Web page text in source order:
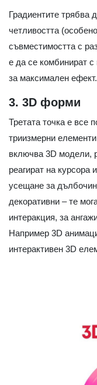
Градиентите трябва
четливостта
съвместимостта с
е да се комбинират
за максимален ефект.
3. 3D форми
Третата точка е все
триизмерни
включва 3D модели,
реагират на курсора
усещане за
декоративни – те
интеракция, за
Например 3D
интерактивен 3D